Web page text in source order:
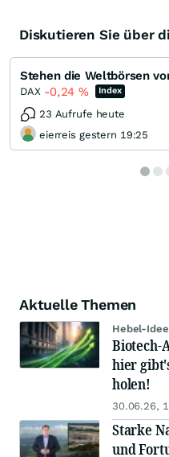
Diskutieren Sie über
Stehen die Weltbörsen
DAX -0,24 % Index
23 Aufrufe heute
eierreis gestern 19:25
Aktuelle Themen
Hebel-
Biotech-
hier
holen!
30.06.26,
Starke
und